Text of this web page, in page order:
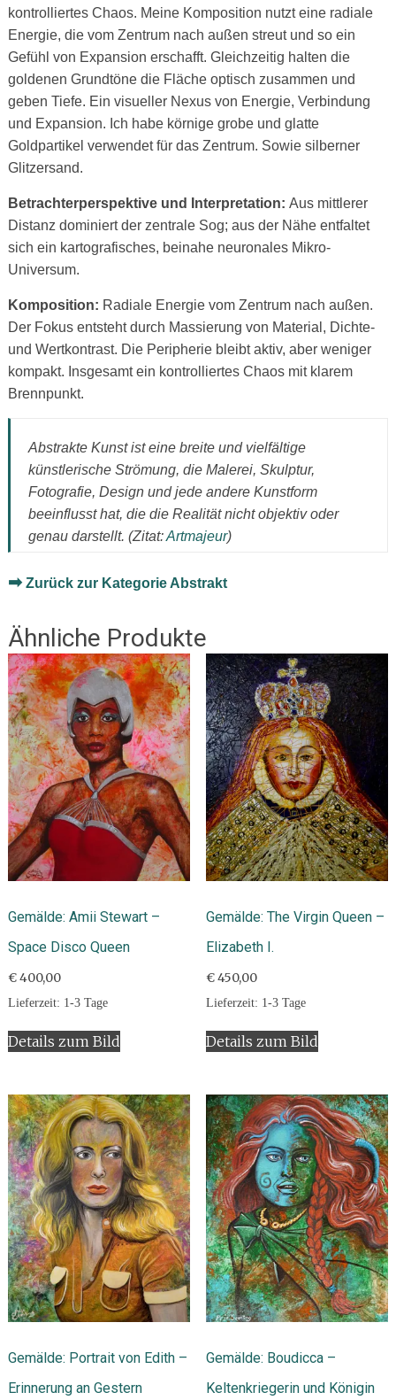
kontrolliertes Chaos. Meine Komposition nutzt eine radiale
Energie, die vom Zentrum nach außen streut und so ein
Gefühl von Expansion erschafft. Gleichzeitig halten die
goldenen Grundtöne die Fläche optisch zusammen und
geben Tiefe. Ein visueller Nexus von Energie, Verbindung
und Expansion. Ich habe körnige grobe und glatte
Goldpartikel verwendet für das Zentrum. Sowie silberner
Glitzersand.
Betrachterperspektive und Interpretation: Aus mittlerer
Distanz dominiert der zentrale Sog; aus der Nähe entfaltet
sich ein kartografisches, beinahe neuronales Mikro-
Universum.
Komposition: Radiale Energie vom Zentrum nach außen.
Der Fokus entsteht durch Massierung von Material, Dichte-
und Wertkontrast. Die Peripherie bleibt aktiv, aber weniger
kompakt. Insgesamt ein kontrolliertes Chaos mit klarem
Brennpunkt.
Abstrakte Kunst ist eine breite und vielfältige
künstlerische Strömung, die Malerei, Skulptur,
Fotografie, Design und jede andere Kunstform
beeinflusst hat, die die Realität nicht objektiv oder
genau darstellt. (Zitat:Artmajeur)
➡Zurück zur Kategorie Abstrakt
Ähnliche Produkte
Gemälde: Amii Stewart –
Space Disco Queen
€400,00
Lieferzeit: 1-3 Tage
Details zum Bild
Gemälde: The Virgin Queen –
Elizabeth I.
€450,00
Lieferzeit: 1-3 Tage
Details zum Bild
Gemälde: Portrait von Edith –
Erinnerung an Gestern
Gemälde: Boudicca –
Keltenkriegerin und Königin